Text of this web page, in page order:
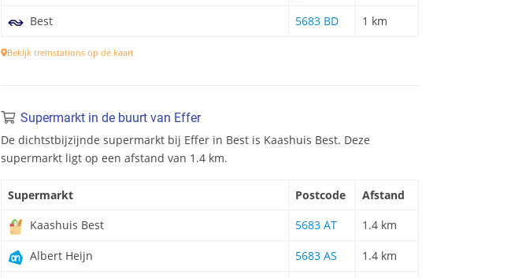
Best
5683 BD 1 km
Bekijk treinstations op de kaart
Supermarkt in de buurt van Effer
De dichtstbijzijnde supermarkt bij Effer in Best is Kaashuis Best. Deze
supermarkt ligt op een afstand van 1.4 km.
Supermarkt Postcode
Afstand
Kaashuis Best
5683 AT 1.4 km
Albert Heijn 5683 AS 1.4 km